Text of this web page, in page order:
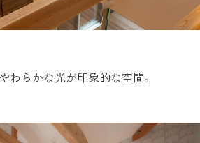
わらかな光が印象的な空間。